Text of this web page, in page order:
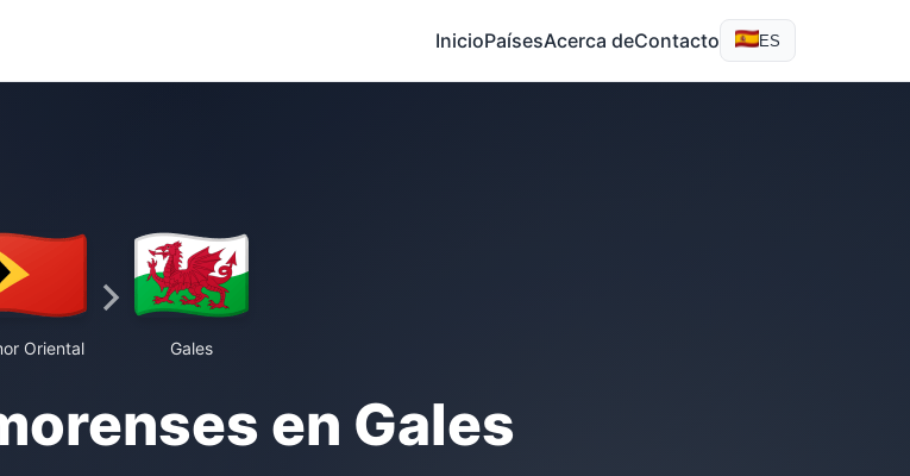
InicioPaísesAcerca deContacto ES
Oriental Gales
en Gales